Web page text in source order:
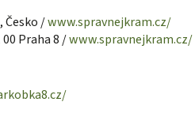
Česko /www.spravnejkram.cz/
Praha 8 /www.spravnejkram.cz/